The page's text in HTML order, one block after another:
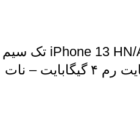
گوشی موبایل اپل مدل iPhone 13 HN/A تک سیم
کارت ظرفیت ۱۲۸ گیگابایت رم ۴ گیگابایت – نات